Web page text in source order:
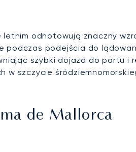
letnim odnotowują znaczny
podczas podejścia do
szybki dojazd do portu i
w szczycie
de Mallorca